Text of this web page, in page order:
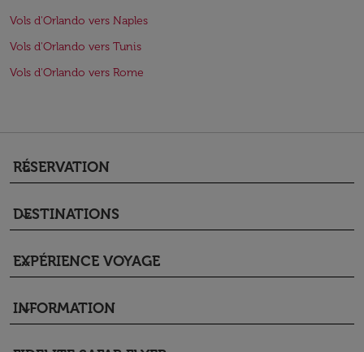
Vols d'Orlando vers Naples
Vols d'Orlando vers Tunis
Vols d'Orlando vers Rome
RÉSERVATION
keyboard_arrow_down
DESTINATIONS
keyboard_arrow_down
EXPÉRIENCE VOYAGE
keyboard_arrow_down
INFORMATION
keyboard_arrow_down